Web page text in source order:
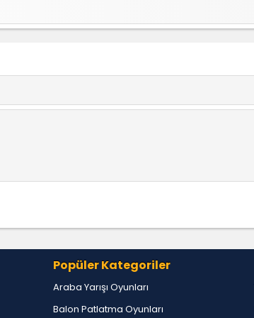
Popüler Kategoriler
Araba Yarışı Oyunları
Balon Patlatma Oyunları